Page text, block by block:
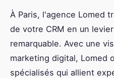
À Paris, l'agence Lomed
de votre CRM en un
remarquable. Avec une
marketing digital, Lomed
spécialisés qui allient